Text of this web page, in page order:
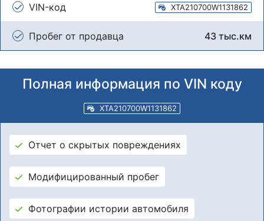
VIN-код XTA210700W1131862
Пробег от продавца 43 тыс.км
Полная информация по VIN коду
XTA210700W1131862
Отчет о скрытых повреждениях
Модифицированный пробег
Фотографии истории автомобиля